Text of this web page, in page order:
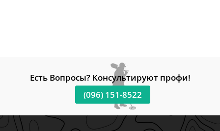
Есть Вопросы? Консультируют профи!
(096) 151-8522